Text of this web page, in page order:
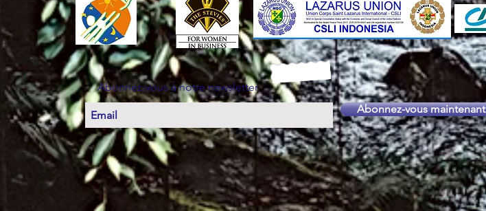
Abonnez-vous à notre newsletter
Abonnez-vous maintenant